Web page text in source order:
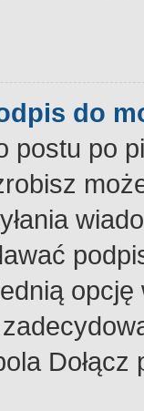
do
postu po